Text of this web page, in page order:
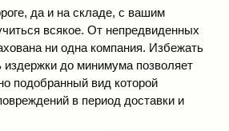
да и на складе, с вашим
всякое. От непредвиденных
ни одна компания. Избежать
издержки до минимума позволяет
подобранный вид которой
в период доставки и